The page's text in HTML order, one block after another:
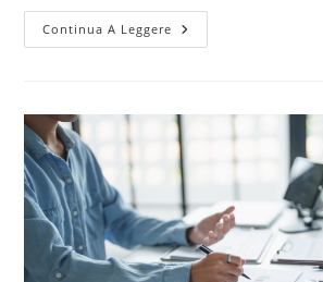
Continua A Leggere